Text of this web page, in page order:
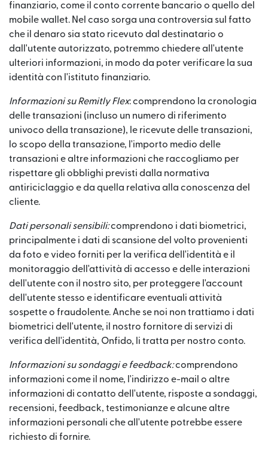
finanziario, come il conto corrente bancario o quello del
mobile wallet. Nel caso sorga una controversia sul fatto
che il denaro sia stato ricevuto dal destinatario o
dall'utente autorizzato, potremmo chiedere all'utente
ulteriori informazioni, in modo da poter verificare la sua
identità con l'istituto finanziario.
Informazioni su Remitly Flex: comprendono la cronologia
delle transazioni (incluso un numero di riferimento
univoco della transazione), le ricevute delle transazioni,
lo scopo della transazione, l'importo medio delle
transazioni e altre informazioni che raccogliamo per
rispettare gli obblighi previsti dalla normativa
antiriciclaggio e da quella relativa alla conoscenza del
cliente.
Dati personali sensibili:comprendono i dati biometrici,
principalmente i dati di scansione del volto provenienti
da foto e video forniti per la verifica dell'identità e il
monitoraggio dell'attività di accesso e delle interazioni
dell'utente con il nostro sito, per proteggere l'account
dell'utente stesso e identificare eventuali attività
sospette o fraudolente. Anche se noi non trattiamo i dati
biometrici dell'utente, il nostro fornitore di servizi di
verifica dell'identità, Onfido, li tratta per nostro conto.
Informazioni su sondaggi e feedback:comprendono
informazioni come il nome, l'indirizzo e-mail o altre
informazioni di contatto dell'utente, risposte a sondaggi,
recensioni, feedback, testimonianze e alcune altre
informazioni personali che all'utente potrebbe essere
richiesto di fornire.